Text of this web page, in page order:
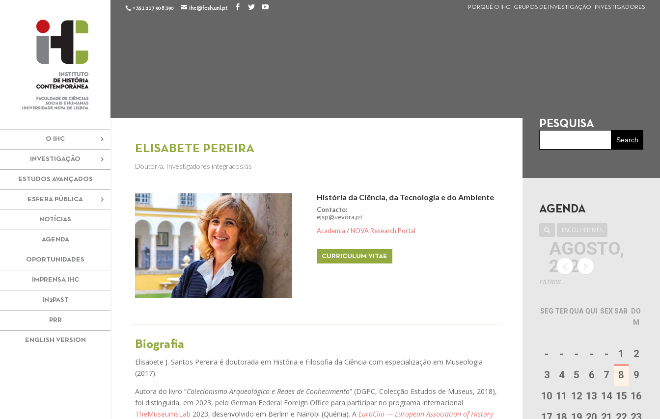
+351 217 908 390 ihc@fcsh.unl.pt PORQUÊ O IHC GRUPOS DE INVESTIGAÇÃO INVESTIGADORES
O IHC
INVESTIGAÇÃO
ESTUDOS AVANÇADOS
ESFERA PÚBLICA
NOTÍCIAS
AGENDA
OPORTUNIDADES
IMPRENSA IHC
IN2PAST
PRR
ENGLISH VERSION
ELISABETE PEREIRA
Doutor/a Investigadores integrados/as
História da Ciência, da Tecnologia e do Ambiente
Contacto:
ejsp@uevora.pt
Academia /NOVA Research Portal
CURRICULUM VITAE
Biografia
Elisabete J. Santos Pereira é doutorada em História e Filosofia da Ciência com especialização em Museologia
(2017).
Autora do livro “Colecionismo Arqueológico e Redes de Conhecimento” (DGPC, Colecção Estudos de Museus, 2018),
foi distinguida, em 2023, pelo German Federal Foreign Office para participar no programa internacional
TheMuseumsLab 2023, desenvolvido em Berlim e Nairobi (Quénia). A EuroClio — European Association of History
PESQUISA
AGENDA
ESCOLHER MÊS
AGOSTO,
2026
FILTROS
SEG TER QUA QUI SEX SAB DO
M
- - - - - 1
2
3
4 5 6 7 8
9
10 11 12 13 14 15 16